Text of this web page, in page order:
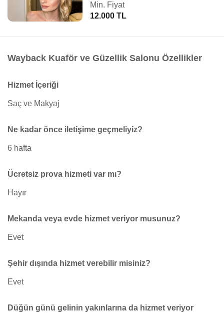
Min. Fiyat
12.000 TL
Wayback Kuaför ve Güzellik Salonu Özellikler
Hizmet İçeriği
Saç ve Makyaj
Ne kadar önce iletişime geçmeliyiz?
6 hafta
Ücretsiz prova hizmeti var mı?
Hayır
Mekanda veya evde hizmet veriyor musunuz?
Evet
Şehir dışında hizmet verebilir misiniz?
Evet
Düğün günü gelinin yakınlarına da hizmet veriyor